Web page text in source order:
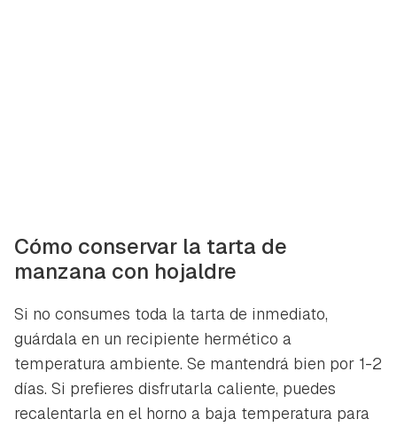
Cómo conservar la tarta de
manzana con hojaldre
Si no consumes toda la tarta de inmediato,
guárdala en un recipiente hermético a
temperatura ambiente. Se mantendrá bien por 1-2
días. Si prefieres disfrutarla caliente, puedes
recalentarla en el horno a baja temperatura para